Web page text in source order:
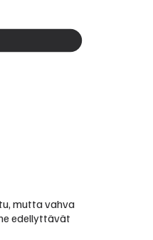
mutta vahva
edellyttävät